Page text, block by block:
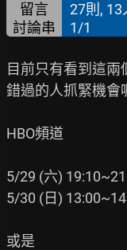
留言
27則, 13
討論串 1/1
目前只有看到這兩
錯過的人抓緊機會
HBO頻道
5/29 (六)
5/30 (日)
或是